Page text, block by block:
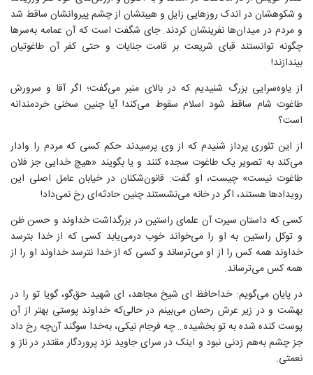
و شکوهشان در اندک روزهایی زایل و هیبتشان از چشم پیروانشان ساقط شد
و مردم در میدان‌ها نفرینشان کردند. جای شگفت است که آن عمامه به‌سرها
چگونه توانستند قبای شریعت بر قامت جنایات و حتی کفر آن طاغوتیان
بیندازند!
از یاوه‌سرایی بزرگ شنیدیم که در بالای منبر می‌گفت؛ اگر آقا و سرورش
طاغوت شام ساقط شود اسلام سقوط می‌کند! آیا چنین سخنی خردمندانه‌
است؟
از این تئوری پرداز شنیدم که از وی پرسیدند حکم کسی که مردم را وادار
می‌کند به تصویر یک طاغوت سجده کنند و یا بگویند «هیچ خدایی جز فلان
طاغوت نیست» چیست، او گفت: قانون‌شکنان در خیابان عامل اصلی این
رویدادها هستند، اگر در خانه می‌نشستند چنین حادثه‌ای رخ نمی‌داد!
کسی که داستان سیرت آن علمای راستین در بزرگداشت خداوند و حسن ظن
و توکل راستین به او را می‌خواند خوب درمی‌یابد کسی که از خدا بترسد
خداوند همه کس را از او می‌ترساند و کسی که از خدا نترسد خداوند او را از
همه کس می‌ترساند.
در پایان می‌گویم: خداحافظ ای شیخ مجاهد، ای شهید حق‌گو، گویا تو را در
بهشت و در زیر عرش رحمان می‌بینم در حالی‌که خداوند پوستی بهتر از آن
پوست کنده شده به تو بخشیده… چه فرجام نیکی، به‌خدا سوگند آن‌چه رخ داد
جز چشم به‌هم زدنی نبود و اینک در سرای جاوید نزد پروردگار مقتدر در ناز و
نعمتی.